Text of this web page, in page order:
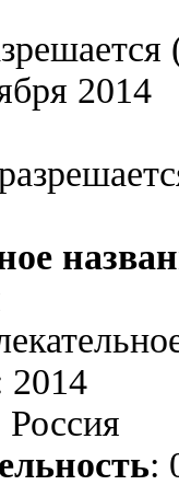
2014
2014
Россия
: